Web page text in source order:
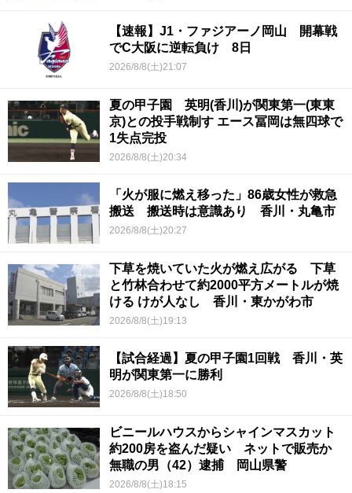
【速報】J1・ファジアーノ岡山 開幕戦
でC大阪に逆転負け 8日
2026/8/8(土)21:07
夏の甲子園 英明(香川)が関東第一(東東
京)との投手戦制す エース冨岡は無四球で
1失点完投
2026/8/8(土)20:34
「火が服に燃え移った」86歳女性が救急
搬送 搬送時は意識あり 香川・丸亀市
2026/8/8(土)20:27
下草を焼いていた火が燃え広がる 下草
と竹林合わせて約2000平方メートルが焼
ける けが人なし 香川・東かがわ市
2026/8/8(土)19:13
【試合経過】夏の甲子園1回戦 香川・英
明が関東第一に勝利
2026/8/8(土)18:50
ビニールハウスからシャインマスカット
約200房を盗んだ疑い ネットで販売か
無職の男（42）逮捕 岡山県警
2026/8/8(土)18:15